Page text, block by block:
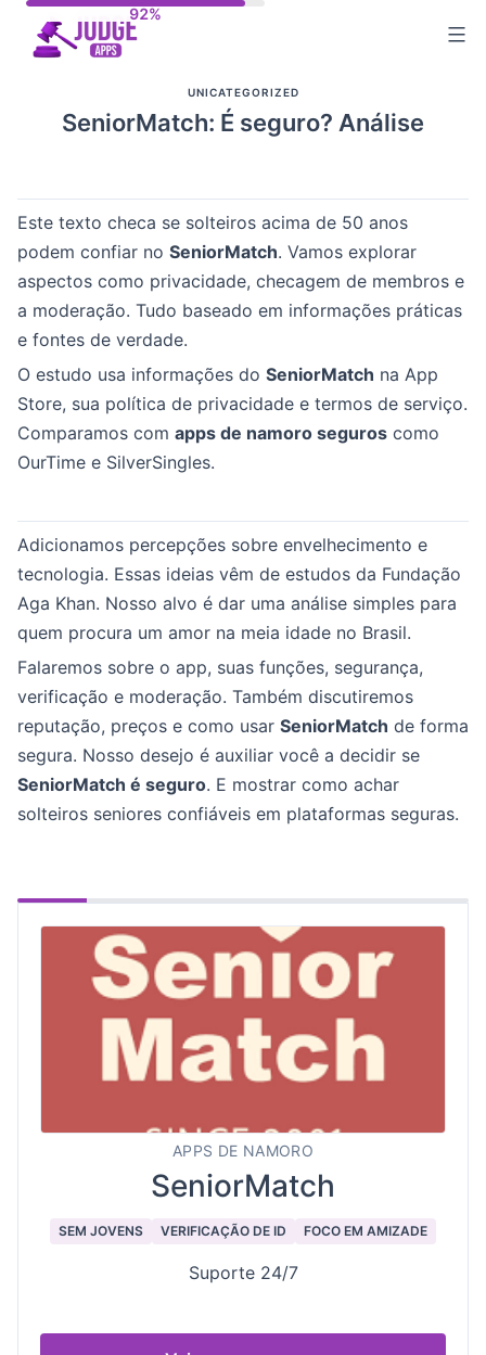
UNICATEGORIZED
SeniorMatch: É seguro? Análise
Este texto checa se solteiros acima de 50 anos
podem confiar no SeniorMatch. Vamos explorar
aspectos como privacidade, checagem de membros e
a moderação. Tudo baseado em informações práticas
e fontes de verdade.
O estudo usa informações do SeniorMatch na App
Store, sua política de privacidade e termos de serviço.
Comparamos com apps de namoro seguros como
OurTime e SilverSingles.
Adicionamos percepções sobre envelhecimento e
tecnologia. Essas ideias vêm de estudos da Fundação
Aga Khan. Nosso alvo é dar uma análise simples para
quem procura um amor na meia idade no Brasil.
Falaremos sobre o app, suas funções, segurança,
verificação e moderação. Também discutiremos
reputação, preços e como usar SeniorMatch de forma
segura. Nosso desejo é auxiliar você a decidir se
SeniorMatch é seguro. E mostrar como achar
solteiros seniores confiáveis em plataformas seguras.
APPS DE NAMORO
SeniorMatch
SEM JOVENS VERIFICAÇÃO DE ID FOCO EM AMIZADE
Suporte 24/7